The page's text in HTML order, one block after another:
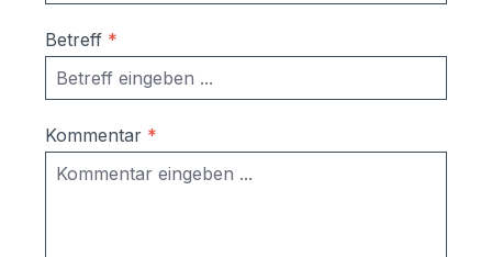
Austausch im Falle einer Beschädigung
durch Laien möglich
Korrosionsschutzmaßnahmen (Angaben
vom Hersteller):- Kästen aus
sendzimierverzinktem Stahl (verformbar
ohne Abspringen der Beschichtung,
Betreff *
Kommentar *